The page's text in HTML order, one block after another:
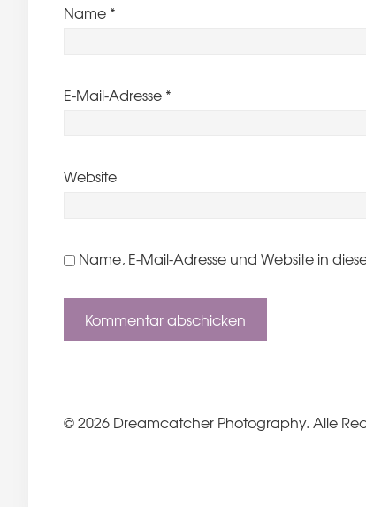
Name *
E-Mail-Adresse *
Website
Name, E-Mail-Adresse und Website in
© 2026 Dreamcatcher Photography. Alle